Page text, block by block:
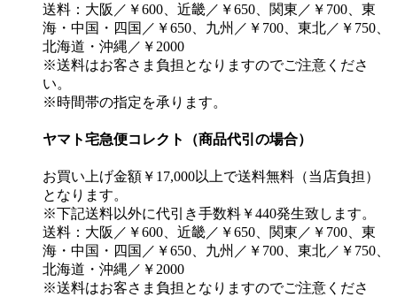
送料：大阪／￥600、近畿／￥650、関東／￥700、東
海・中国・四国／￥650、九州／￥700、東北／￥750、
北海道・沖縄／￥2000
※送料はお客さま負担となりますのでご注意くださ
い。
※時間帯の指定を承ります。
ヤマト宅急便コレクト（商品代引の場合）
お買い上げ金額￥17,000以上で送料無料（当店負担）
となります。
※下記送料以外に代引き手数料￥440発生致します。
送料：大阪／￥600、近畿／￥650、関東／￥700、東
海・中国・四国／￥650、九州／￥700、東北／￥750、
北海道・沖縄／￥2000
※送料はお客さま負担となりますのでご注意くださ